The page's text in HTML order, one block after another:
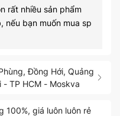
rất nhiều sản phẩm
nếu bạn muốn mua sp
Đồng Hới, Quảng
- TP HCM - Moskva
100%, giá luôn luôn rẻ